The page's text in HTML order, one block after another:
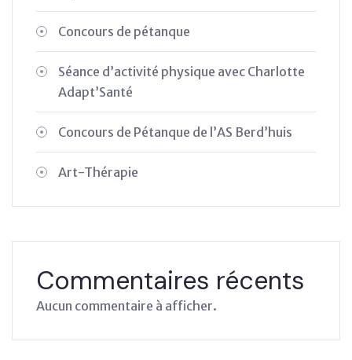
Concours de pétanque
Séance d’activité physique avec Charlotte
Adapt’Santé
Concours de Pétanque de l’AS Berd’huis
Art-Thérapie
Commentaires récents
Aucun commentaire à afficher.